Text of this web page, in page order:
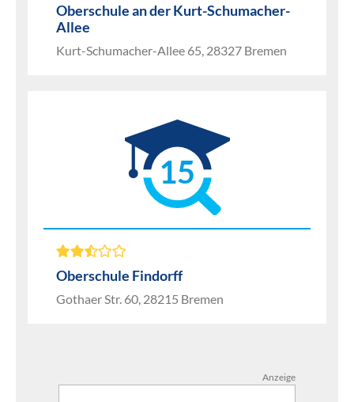
Oberschule an der Kurt-Schumacher-
Allee
Kurt-Schumacher-Allee 65, 28327 Bremen
15
Oberschule Findorff
Gothaer Str. 60, 28215 Bremen
Anzeige